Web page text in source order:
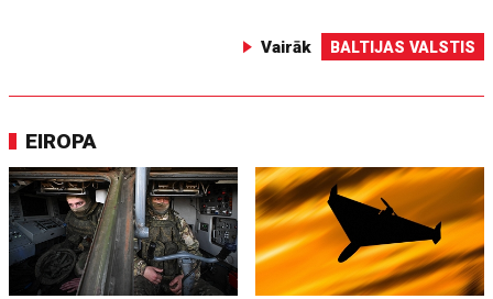
Vairāk BALTIJAS VALSTIS
EIROPA